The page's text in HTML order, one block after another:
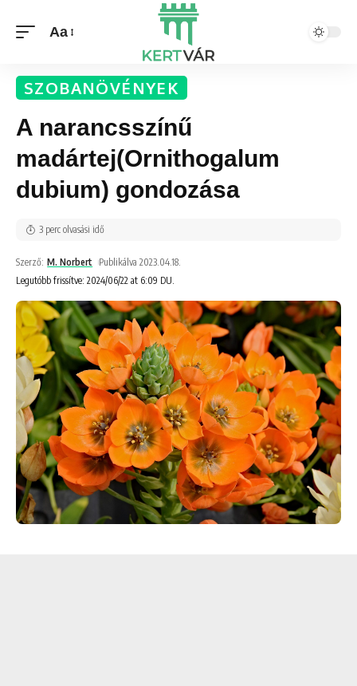
Aa
SZOBANÖVÉNYEK
A narancsszínű
madártej(Ornithogalum
dubium) gondozása
Legutóbb frissítve: 2024/06/22 at 6:09 DU.
Szerző: M. Norbert Publikálva 2023.04.18.
3 perc olvasási idő